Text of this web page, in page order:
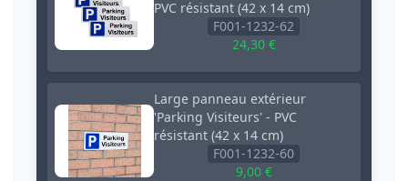
PVC résistant (42 x 14 cm)
F001-1232-62
24,30 €
Large panneau extérieur
'Parking Visiteurs' - PVC
résistant (42 x 14 cm)
F001-1232-60
9,00 €